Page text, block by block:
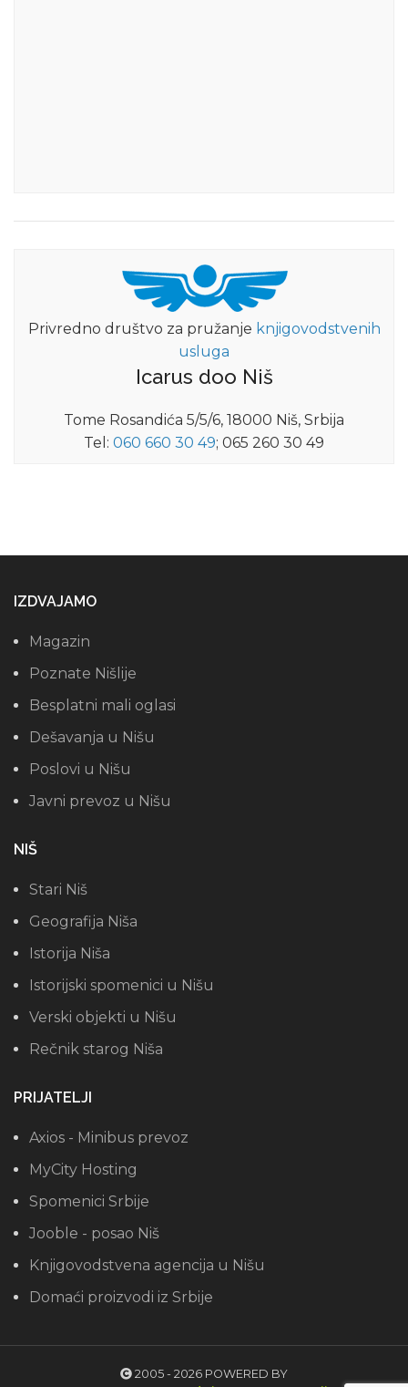
Privredno društvo za pružanje knjigovodstvenih
usluga
Icarus doo Niš
Tome Rosandića 5/5/6, 18000 Niš, Srbija
Tel: 060 660 30 49; 065 260 30 49
IZDVAJAMO
Magazin
Poznate Nišlije
Besplatni mali oglasi
Dešavanja u Nišu
Poslovi u Nišu
Javni prevoz u Nišu
NIŠ
Stari Niš
Geografija Niša
Istorija Niša
Istorijski spomenici u Nišu
Verski objekti u Nišu
Rečnik starog Niša
PRIJATELJI
Axios - Minibus prevoz
MyCity Hosting
Spomenici Srbije
Jooble - posao Niš
Knjigovodstvena agencija u Nišu
Domaći proizvodi iz Srbije
2005 - 2026 POWERED BY